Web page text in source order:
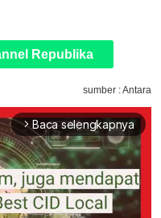
Republika
sumber : Antara
arrow_forward_ios Baca selengkapnya